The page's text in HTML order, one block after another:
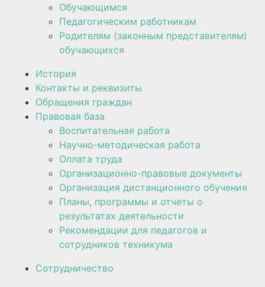
Обучающимся
Педагогическим работникам
Родителям (законным представителям)
обучающихся
История
Контакты и реквизиты
Обращения граждан
Правовая база
Воспитательная работа
Научно-методическая работа​​
Оплата труда
Организационно-правовые документы
Организация дистанционного обучения
Планы, программы и отчеты о
результатах деятельности
Рекомендации для педагогов и
сотрудников техникума
Сотрудничество